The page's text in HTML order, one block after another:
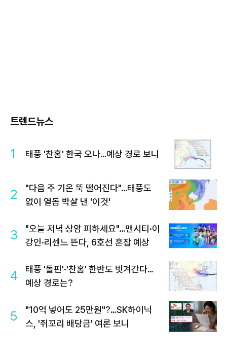
트렌드뉴스
1 태풍 '찬홈' 한국 오나…예상 경로 보니
2
"다음 주 기온 뚝 떨어진다"…태풍도
없이 열돔 박살 낸 '이것'
3
"오늘 저녁 상암 피하세요"…맨시티·이
강인·리센느 뜬다, 6호선 혼잡 예상
4
태풍 '돌핀'·'찬홈' 한반도 빗겨간다…
예상 경로는?
5
"10억 넣어도 25만원"?…SK하이닉
스, '쥐꼬리 배당금' 여론 보니